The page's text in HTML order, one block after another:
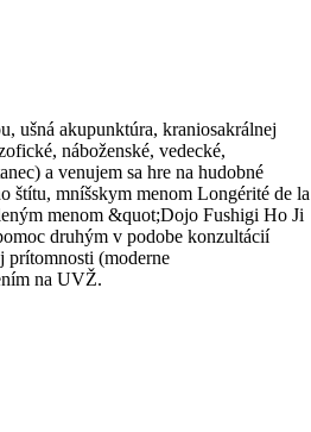
ušná akupunktúra, kraniosakrálnej
náboženské, vedecké,
a venujem sa hre na hudobné
štítu, mníšskym menom Longérité de la
menom &quot;Dojo Fushigi Ho Ji
druhým v podobe konzultácií
prítomnosti (moderne
na UVŽ.